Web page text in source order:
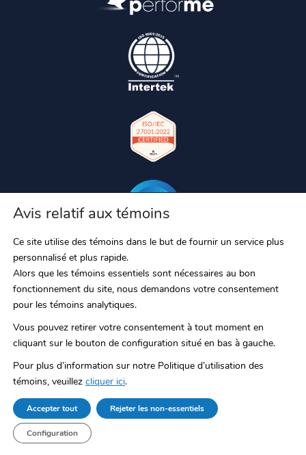
RAC/M, RAC/M Identity, S-Filer, S-Filer Portal et Okiok MDR sont des
marques de commerce déposées d’OKIOK Data ltd. Toutes les autres
marques de commerce appartiennent à leurs propriétaires respectifs.
Avis relatif aux témoins
Ce site utilise des témoins dans le but de fournir un service plus
personnalisé et plus rapide.
Alors que les témoins essentiels sont nécessaires au bon
fonctionnement du site, nous demandons votre consentement
pour les témoins analytiques.
Vous pouvez retirer votre consentement à tout moment en
cliquant sur le bouton de configuration situé en bas à gauche.
Pour plus d’information sur notre Politique d’utilisation des
témoins, veuillez cliquer ici.
Accepter tout Rejeter les non-essentiels
Configuration